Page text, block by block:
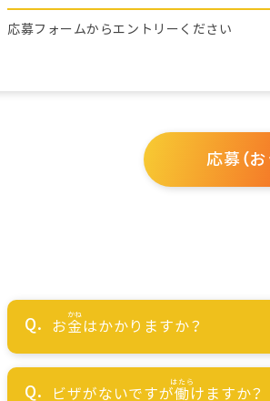
応募フォームからエントリーください
応募（
お金はかかりますか？
ビザがないですが働けますか？